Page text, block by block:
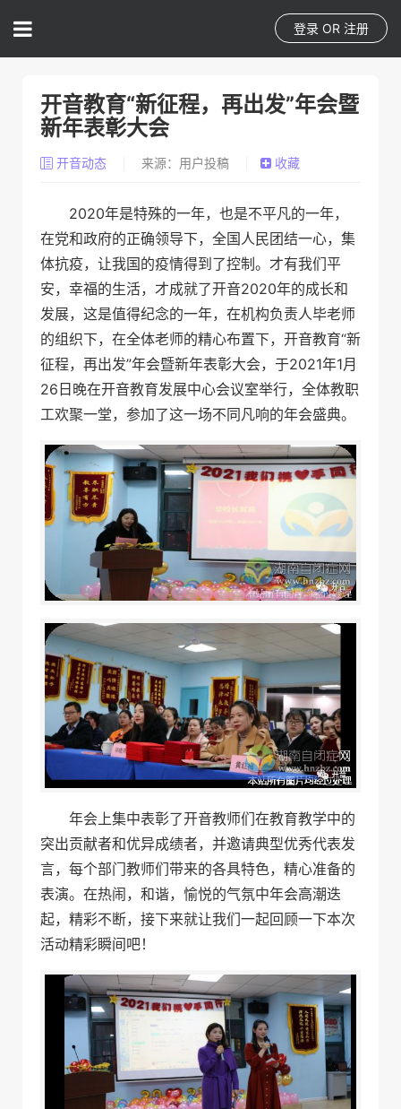
登录 OR 注册
开音教育“新征程，再出发”年会暨
新年表彰大会
开音动态 来源：用户投稿 收藏
2020年是特殊的一年，也是不平凡的一年，
在党和政府的正确领导下，全国人民团结一心，集
体抗疫，让我国的疫情得到了控制。才有我们平
安，幸福的生活，才成就了开音2020年的成长和
发展，这是值得纪念的一年，在机构负责人毕老师
的组织下，在全体老师的精心布置下，开音教育“新
征程，再出发”年会暨新年表彰大会，于2021年1月
26日晚在开音教育发展中心会议室举行，全体教职
工欢聚一堂，参加了这一场不同凡响的年会盛典。
年会上集中表彰了开音教师们在教育教学中的
突出贡献者和优异成绩者，并邀请典型优秀代表发
言，每个部门教师们带来的各具特色，精心准备的
表演。在热闹，和谐，愉悦的气氛中年会高潮迭
起，精彩不断，接下来就让我们一起回顾一下本次
活动精彩瞬间吧！